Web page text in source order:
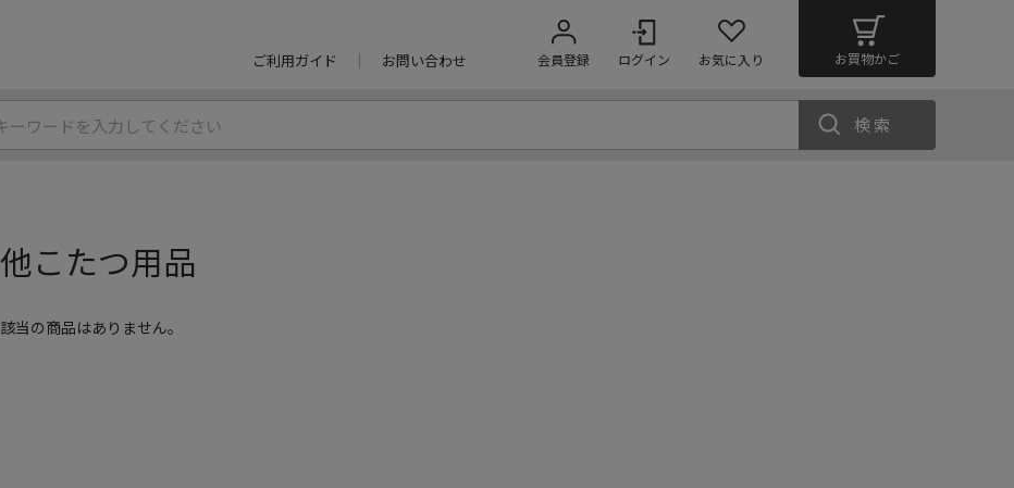
ご利用ガイド お問い合わせ 会員登録 ログイン お気に入り お買物かご
検索
他こたつ用品
該当の商品はありません。